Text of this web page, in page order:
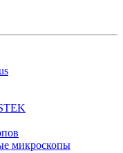
микроскопы